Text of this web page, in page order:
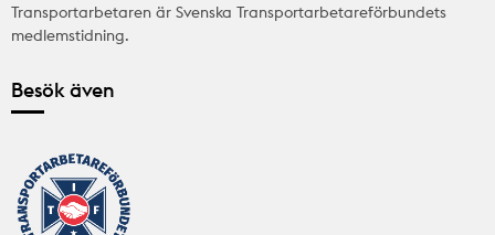
Transportarbetaren är Svenska Transportarbetareförbundets
medlemstidning.
Besök även